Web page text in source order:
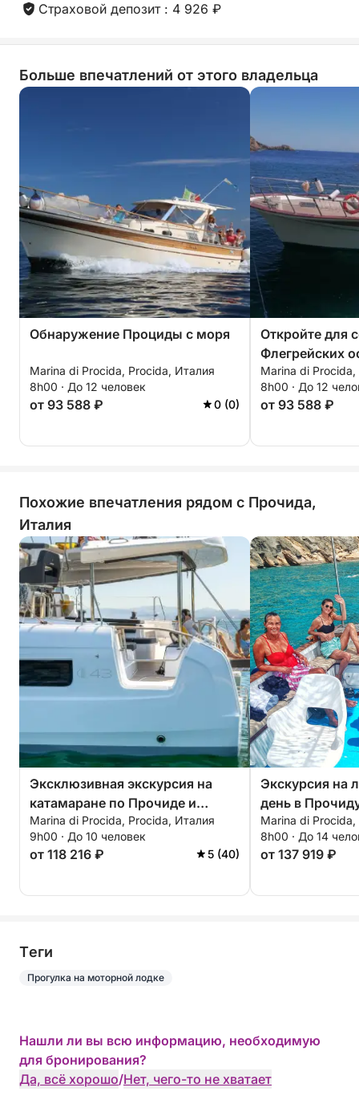
Страховой депозит : 4 926 ₽
Больше впечатлений от этого владельца
Обнаружение Проциды с моря
Marina di Procida, Procida, Италия
8h00 · До 12 человек
от 93 588 ₽ 0 (0)
Откройте для
Флегрейских
Marina di
8h00 · До 12
от 93 588 ₽
Похожие впечатления рядом с Прочида,
Италия
Эксклюзивная экскурсия на
катамаране по Прочиде и
Искье.
Marina di Procida, Procida, Италия
9h00 · До 10 человек
от 118 216 ₽ 5 (40)
Экскурсия на
день в
Отправление
Монте-ди-
– по запросу.
Marina di
8h00 · До 14
от 137 919 ₽
Tеги
Прогулка на моторной лодке
Нашли ли вы всю информацию, необходимую
для бронирования?
Да, всё хорошо/Нет, чего-то не хватает